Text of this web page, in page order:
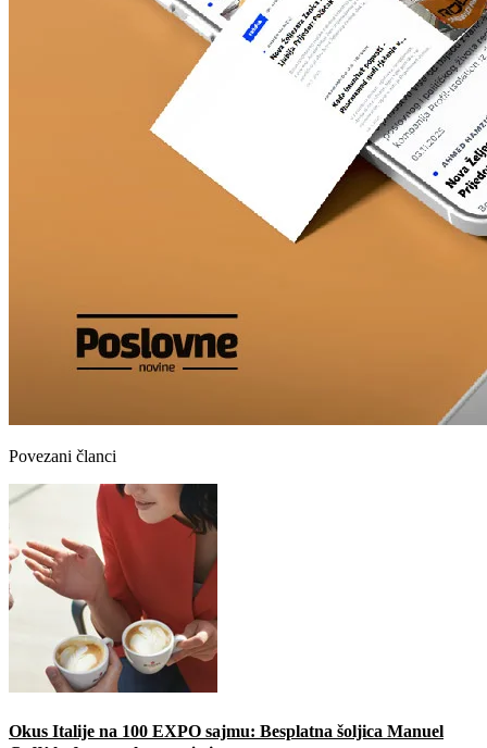
Povezani članci
Okus Italije na 100 EXPO sajmu: Besplatna šoljica Manuel